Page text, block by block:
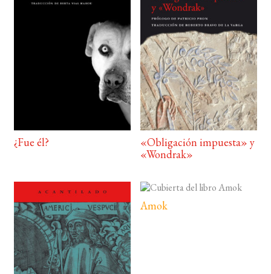
¿Fue él?
«Obligación impuesta» y
«Wondrak»
Amok